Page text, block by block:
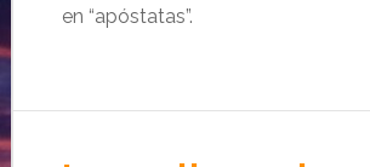
en “apóstatas”.